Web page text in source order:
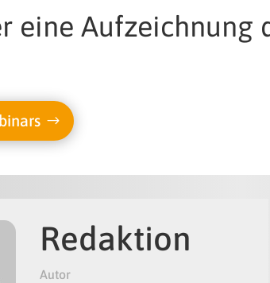
eine Aufzeichnung
Redaktion
Autor